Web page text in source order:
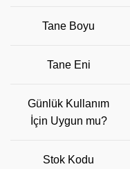
Tane Boyu
Tane Eni
Günlük Kullanım
İçin Uygun mu?
Stok Kodu